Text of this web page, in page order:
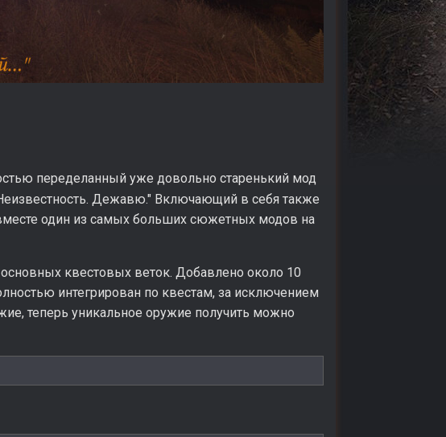
переделанный уже довольно старенький мод
Дежавю." Включающий в себя также
один из самых больших сюжетных модов на
квестовых веток. Добавлено около 10
интегрирован по квестам, за исключением
теперь уникальное оружие получить можно